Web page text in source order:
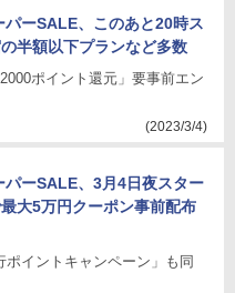
パーSALE、このあと20時ス
半額以下プランなど多数
ポイント還元」要事前エン
(2023/3/4)
パーSALE、3月4日夜スター
大5万円クーポン事前配布
ポイントキャンペーン」も同